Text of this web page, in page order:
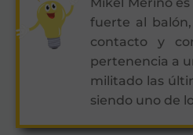
fuerte al
contacto y
pertenencia a
militado las
siendo uno de